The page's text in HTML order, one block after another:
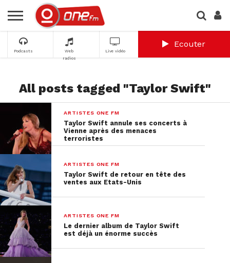
Podcasts
Web
radios
Live vidéo
Ecouter
All posts tagged "Taylor Swift"
ARTISTES ONE FM
Taylor Swift annule ses concerts à
Vienne après des menaces
terroristes
ARTISTES ONE FM
Taylor Swift de retour en tête des
ventes aux Etats-Unis
ARTISTES ONE FM
Le dernier album de Taylor Swift
est déjà un énorme succès